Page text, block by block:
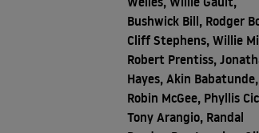
Bushwick Bill, Rodger
Cliff Stephens, Willie
Robert Prentiss,
Hayes, Akin Babatunde,
Robin McGee, Phyllis
Tony Arangio, Randal